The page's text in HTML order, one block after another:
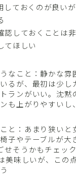
しておくのが良い
認しておくことは
てほしい
なこと：静かな雰
るが、最初は少し
ランがいい。沈黙
も上がりやすいし
と：あまり狭いと
子やテーブルが大
せそうかもチェッ
美味しいが、この